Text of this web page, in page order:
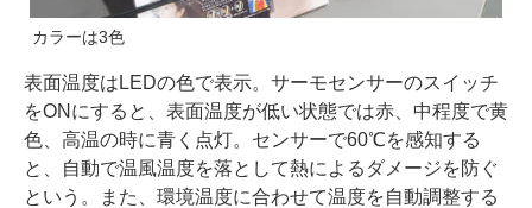
カラーは3色
表面温度はLEDの色で表示。サーモセンサーのスイッチ
をONにすると、表面温度が低い状態では赤、中程度で黄
色、高温の時に青く点灯。センサーで60℃を感知する
と、自動で温風温度を落として熱によるダメージを防ぐ
という。また、環境温度に合わせて温度を自動調整する